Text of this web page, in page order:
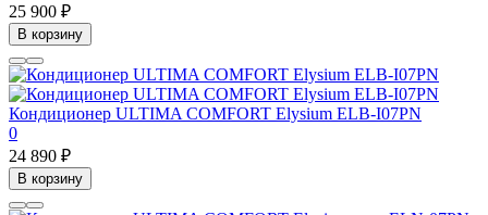
25 900 ₽
В корзину
Кондиционер ULTIMA COMFORT Elysium ELB-I07PN
0
24 890 ₽
В корзину